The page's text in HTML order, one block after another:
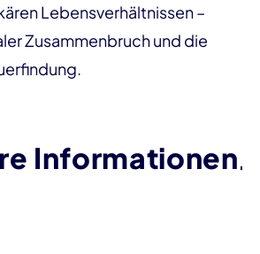
Lebensverhältnissen –
Zusammenbruch und die
Informationen